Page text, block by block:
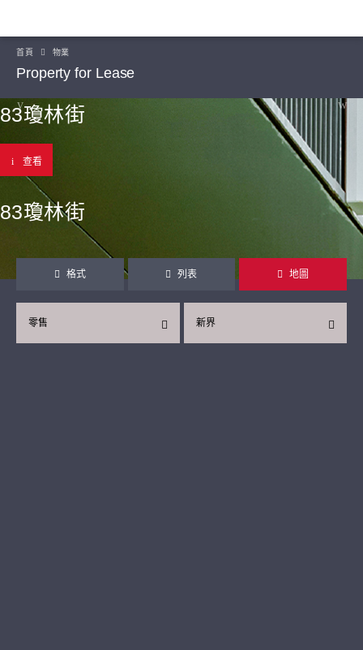
首頁 物業
Property for Lease
83瓊林街
查看
83瓊林街
格式 列表 地圖
新界
零售